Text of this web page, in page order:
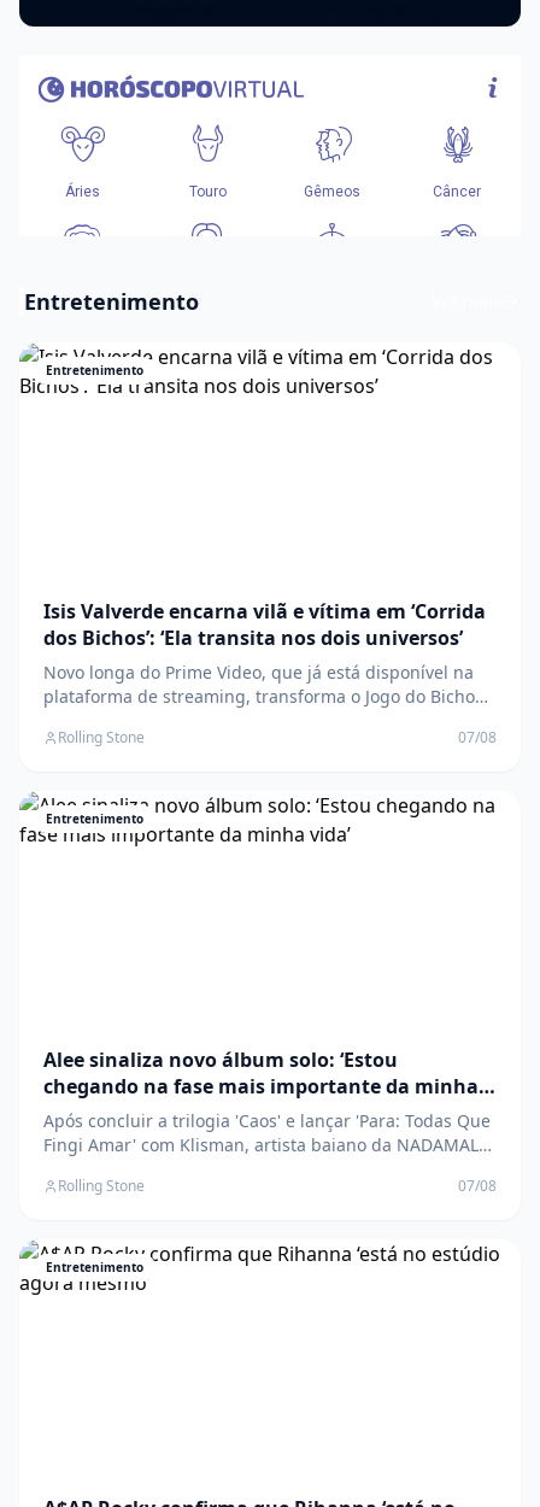
Entretenimento
Entretenimento
Isis Valverde encarna vilã e vítima em ‘Corrida
dos Bichos’: ‘Ela transita nos dois universos’
Novo longa do Prime Video, que já está disponível na
plataforma de streaming, transforma o Jogo do Bicho
Janeiro distópico O post Isis Valverde encarna vilã e
universos’ apareceu primeiro em Rolling
Rolling Stone 07/08
Entretenimento
Alee sinaliza novo álbum solo: ‘Estou
chegando na fase mais importante da minha
vida’
Após concluir a trilogia 'Caos' e lançar 'Para: Todas Que
Fingi Amar' com Klisman, artista baiano da NADAMAL
'Pagão' O post Alee sinaliza novo álbum solo: ‘Estou
apareceu primeiro em Rolling Stone Bra
Rolling Stone 07/08
Entretenimento